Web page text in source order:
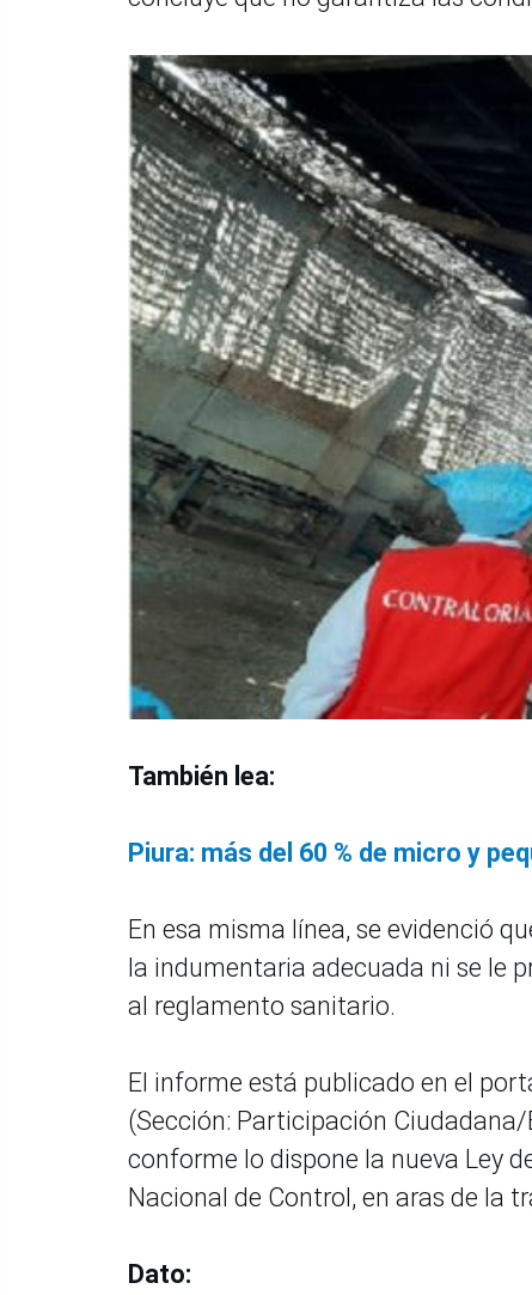
También lea:
Piura: más del 60 % de micro y
En esa misma línea, se evidenció
la indumentaria adecuada ni se le
al reglamento sanitario.
El informe está publicado en el
(Sección: Participación
conforme lo dispone la nueva Ley
Nacional de Control, en aras de la
Dato: